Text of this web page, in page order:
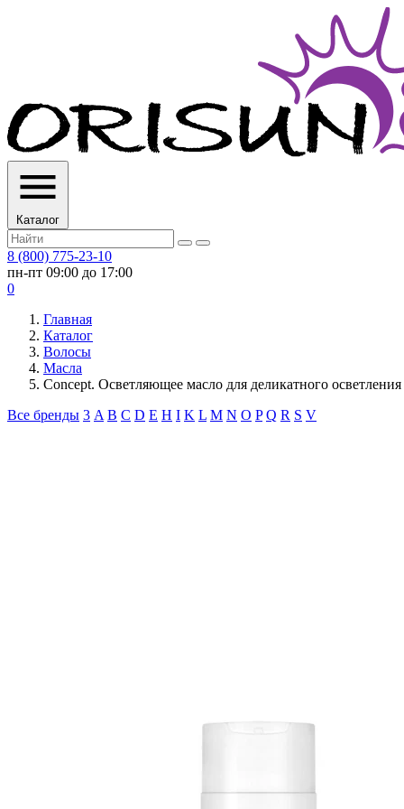
Каталог
8 (800) 775-23-10
пн-пт 09:00 до 17:00
0
Главная
Каталог
Волосы
Масла
Concept. Осветляющее масло для деликатного
Все бренды 3 A B C D E H I K L M N O P Q R S V